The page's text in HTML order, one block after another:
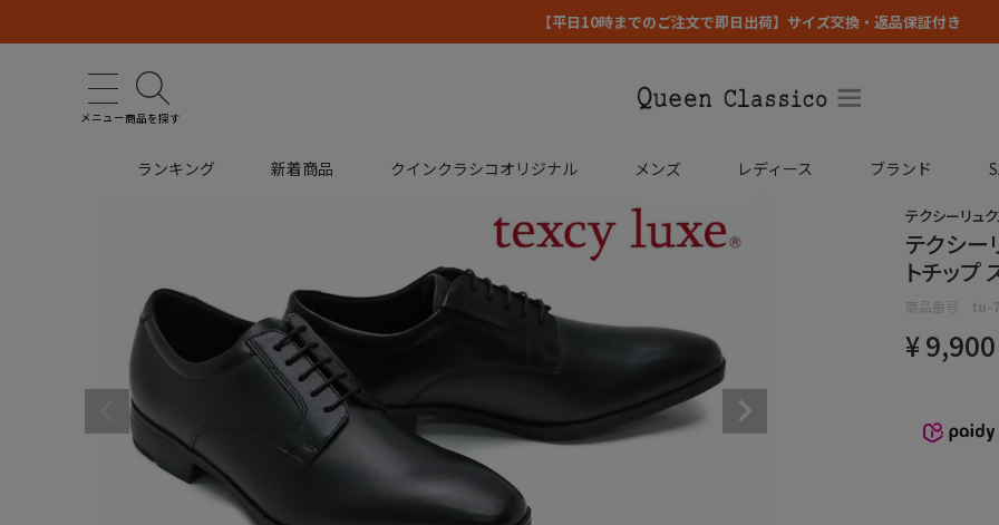
【平日10時までのご注文で即日出荷】サイズ交換・返品保証付き
メニュー商品を探す
ランキング 新着商品 クインクラシコオリジナル メンズ レディース ブランド
テクシーリュ
テクシ
トチップ
商品番号 tu-
¥9,900